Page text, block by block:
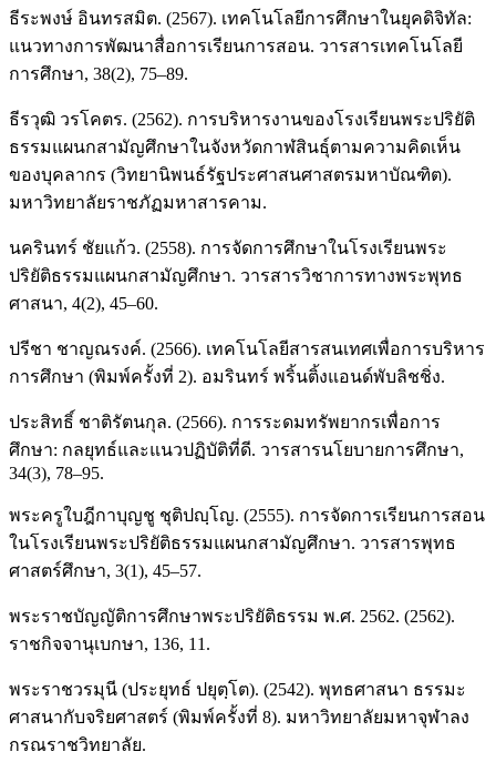
ธีระพงษ์ อินทรสมิต. (2567). เทคโนโลยีการศึกษาในยุคดิจิทัล:
แนวทางการพัฒนาสื่อการเรียนการสอน. วารสารเทคโนโลยี
การศึกษา, 38(2), 75–89.
ธีรวุฒิ วรโคตร. (2562). การบริหารงานของโรงเรียนพระปริยัติ
ธรรมแผนกสามัญศึกษาในจังหวัดกาฬสินธุ์ตามความคิดเห็น
ของบุคลากร (วิทยานิพนธ์รัฐประศาสนศาสตรมหาบัณฑิต).
มหาวิทยาลัยราชภัฏมหาสารคาม.
นครินทร์ ชัยแก้ว. (2558). การจัดการศึกษาในโรงเรียนพระ
ปริยัติธรรมแผนกสามัญศึกษา. วารสารวิชาการทางพระพุทธ
ศาสนา, 4(2), 45–60.
ปรีชา ชาญณรงค์. (2566). เทคโนโลยีสารสนเทศเพื่อการบริหาร
การศึกษา (พิมพ์ครั้งที่ 2). อมรินทร์ พริ้นติ้งแอนด์พับลิชชิ่ง.
ประสิทธิ์ ชาติรัตนกุล. (2566). การระดมทรัพยากรเพื่อการ
ศึกษา: กลยุทธ์และแนวปฏิบัติที่ดี. วารสารนโยบายการศึกษา,
34(3), 78–95.
พระครูใบฎีกาบุญชู ชุติปญฺโญ. (2555). การจัดการเรียนการสอน
ในโรงเรียนพระปริยัติธรรมแผนกสามัญศึกษา. วารสารพุทธ
ศาสตร์ศึกษา, 3(1), 45–57.
พระราชบัญญัติการศึกษาพระปริยัติธรรม พ.ศ. 2562. (2562).
ราชกิจจานุเบกษา, 136, 11.
พระราชวรมุนี (ประยุทธ์ ปยุตฺโต). (2542). พุทธศาสนา ธรรมะ
ศาสนากับจริยศาสตร์ (พิมพ์ครั้งที่ 8). มหาวิทยาลัยมหาจุฬาลง
กรณราชวิทยาลัย.